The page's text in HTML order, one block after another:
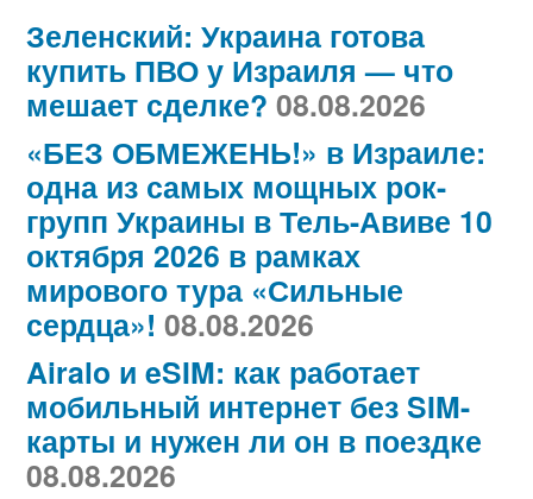
Зеленский: Украина готова
купить ПВО у Израиля — что
мешает сделке? 08.08.2026
«БЕЗ ОБМЕЖЕНЬ!» в Израиле:
одна из самых мощных рок-
групп Украины в Тель-Авиве 10
октября 2026 в рамках
мирового тура «Сильные
сердца»! 08.08.2026
Airalo и eSIM: как работает
мобильный интернет без SIM-
карты и нужен ли он в поездке
08.08.2026